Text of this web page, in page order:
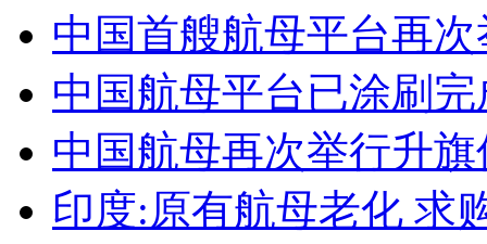
无痛分娩是否安全 医生回应
外交部：反对强权政治霸凌主义
外交部：有关国家言论片面不公正
中国首艘航母平台再
中国航母平台已涂刷完
中国航母再次举行升旗
印度:原有航母老化 求